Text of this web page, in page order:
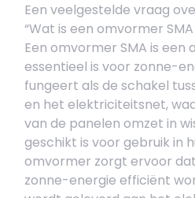
Een veelgestelde vraag
“Wat is een omvormer
Een omvormer SMA is
essentieel is voor zonne-
fungeert als de schakel
en het elektriciteitsnet,
van de panelen omzet in
geschikt is voor gebruik in
omvormer zorgt ervoor
zonne-energie efficiënt